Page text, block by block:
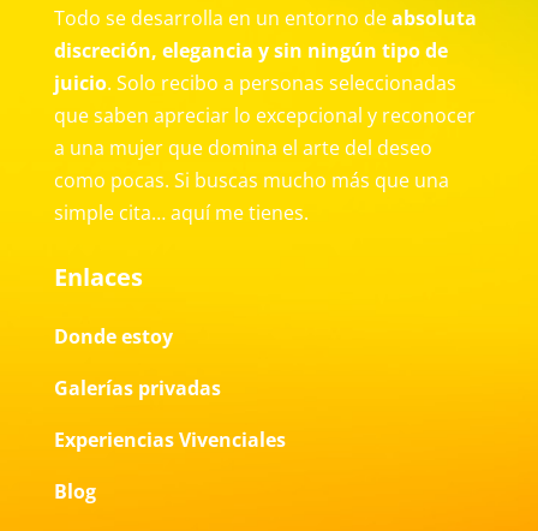
Todo se desarrolla en un entorno deabsoluta
discreción, elegancia y sin ningún tipo de
juicio. Solo recibo a personas seleccionadas
que saben apreciar lo excepcional y reconocer
a una mujer que domina el arte del deseo
como pocas. Si buscas mucho más que una
simple cita… aquí me tienes.
Enlaces
Donde estoy
Galerías privadas
Experiencias Vivenciales
Blog